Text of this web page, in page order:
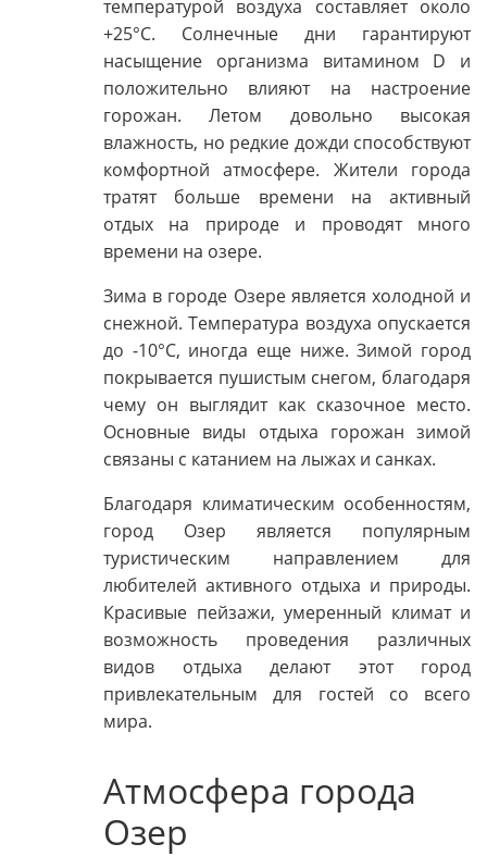
температурой воздуха составляет около
+25°C. Солнечные дни гарантируют
насыщение организма витамином D и
положительно влияют на настроение
горожан. Летом довольно высокая
влажность, но редкие дожди способствуют
комфортной атмосфере. Жители города
тратят больше времени на активный
отдых на природе и проводят много
времени на озере.
Зима в городе Озере является холодной и
снежной. Температура воздуха опускается
до -10°C, иногда еще ниже. Зимой город
покрывается пушистым снегом, благодаря
чему он выглядит как сказочное место.
Основные виды отдыха горожан зимой
связаны с катанием на лыжах и санках.
Благодаря климатическим особенностям,
город Озер является популярным
туристическим направлением для
любителей активного отдыха и природы.
Красивые пейзажи, умеренный климат и
возможность проведения различных
видов отдыха делают этот город
привлекательным для гостей со всего
мира.
Атмосфера города
Озер